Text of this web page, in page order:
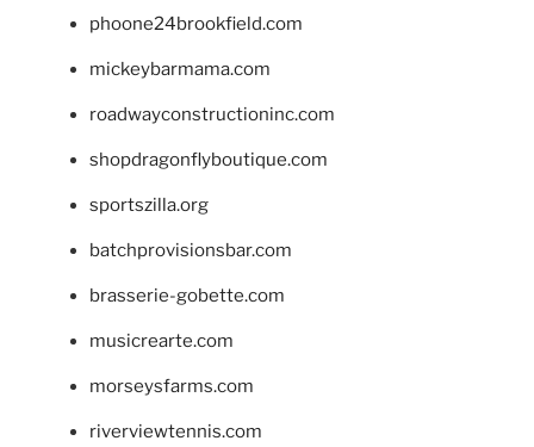
phoone24brookfield.com
mickeybarmama.com
roadwayconstructioninc.com
shopdragonflyboutique.com
sportszilla.org
batchprovisionsbar.com
brasserie-gobette.com
musicrearte.com
morseysfarms.com
riverviewtennis.com